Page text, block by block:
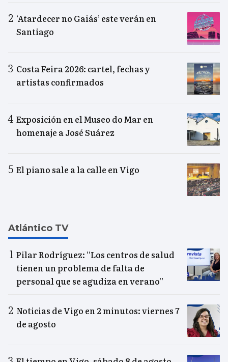
‘Atardecer no Gaiás’ este verán en
Santiago
Costa Feira 2026: cartel, fechas y
artistas confirmados
Exposición en el Museo do Mar en
homenaje a José Suárez
El piano sale a la calle en Vigo
Atlántico TV
Pilar Rodríguez: “Los centros de salud
tienen un problema de falta de
personal que se agudiza en verano”
Noticias de Vigo en 2 minutos: viernes 7
de agosto